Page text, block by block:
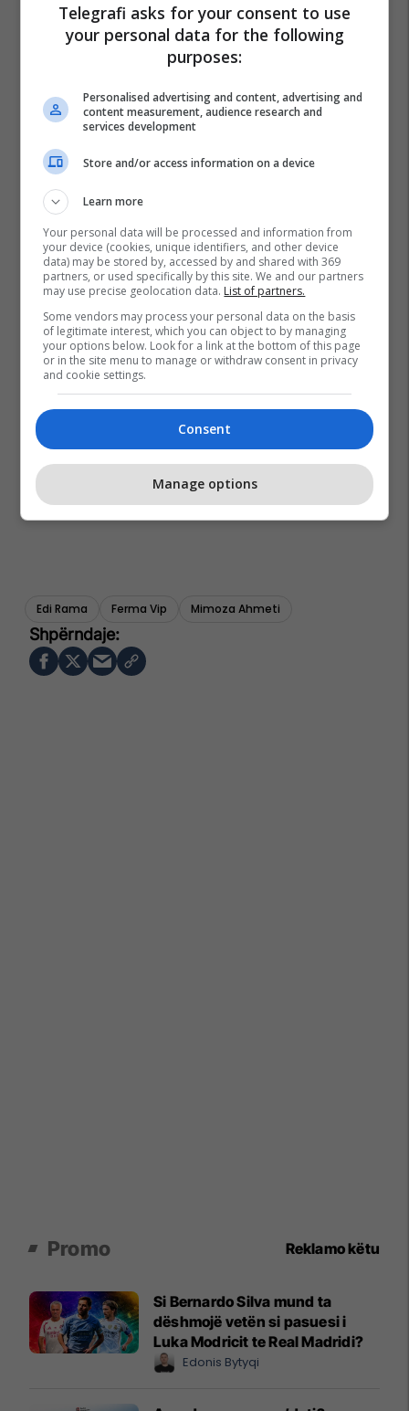
Edi Rama Ferma Vip Mimoza Ahmeti
Promo Reklamo këtu
Si Bernardo Silva mund ta
dëshmojë vetën si pasuesi i
Luka Modricit te Real Madridi?
Edonis Bytyqi
Telegrafi asks for your consent to use
your personal data for the following
purposes:
Personalised advertising and content, advertising and
content measurement, audience research and
services development
Store and/or access information on a device
Learn more
Your personal data will be processed and information from
your device (cookies, unique identifiers, and other device
data) may be stored by, accessed by and shared with 369
partners, or used specifically by this site. We and our partners
may use precise geolocation data. List of partners.
Some vendors may process your personal data on the basis
of legitimate interest, which you can object to by managing
your options below. Look for a link at the bottom of this page
or in the site menu to manage or withdraw consent in privacy
and cookie settings.
Consent
Manage options